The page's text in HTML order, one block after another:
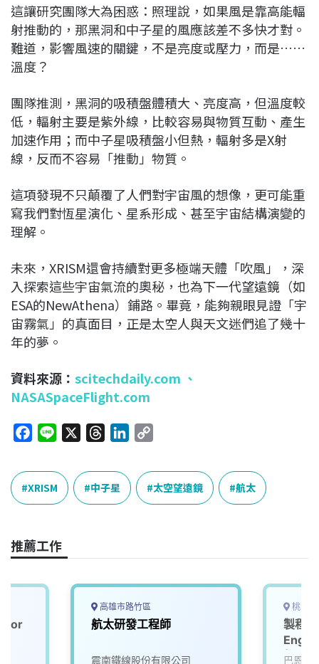
這讓研究團隊大為困惑：照理說，如果風是靠高能輻
射推動的，那黑洞和中子星的風應該差不多快才對。
難道，影響風速的關鍵，不是亮度或壓力，而是……
溫度？
團隊推測，黑洞的吸積盤體積大、亮度高，但溫度較
低，輻射主要是紫外線，比較容易與物質互動、產生
加速作用；而中子星吸積盤小但熱，輻射多是X射
線，反而不容易「推動」物質。
這項發現不只顛覆了人們對宇宙風的想像，更可能重
寫我們對恆星演化、星系形成、甚至宇宙結構演變的
理解。
未來，XRISM還會持續對更多極端天體「吹風」，深
入探索這些宇宙氣流的奧秘，也為下一代望遠鏡（如
ESA的NewAthena）鋪路。畢竟，能夠親眼見證「宇
宙霧氣」的真面目，正是太空人與天文迷們追了幾十
年的夢。
資料來源： scitechdaily.com 、
NASASpaceFlight.com
c
e
b
o
k
n
e
r
e
a
k
n
p
y
L
k
XRISM 中子星 太空望遠鏡 航太
推薦工作
高雄市路竹區
航太研發工程師
震南鐵線股份有限公司
桃園
製程
起，
巴恩斯